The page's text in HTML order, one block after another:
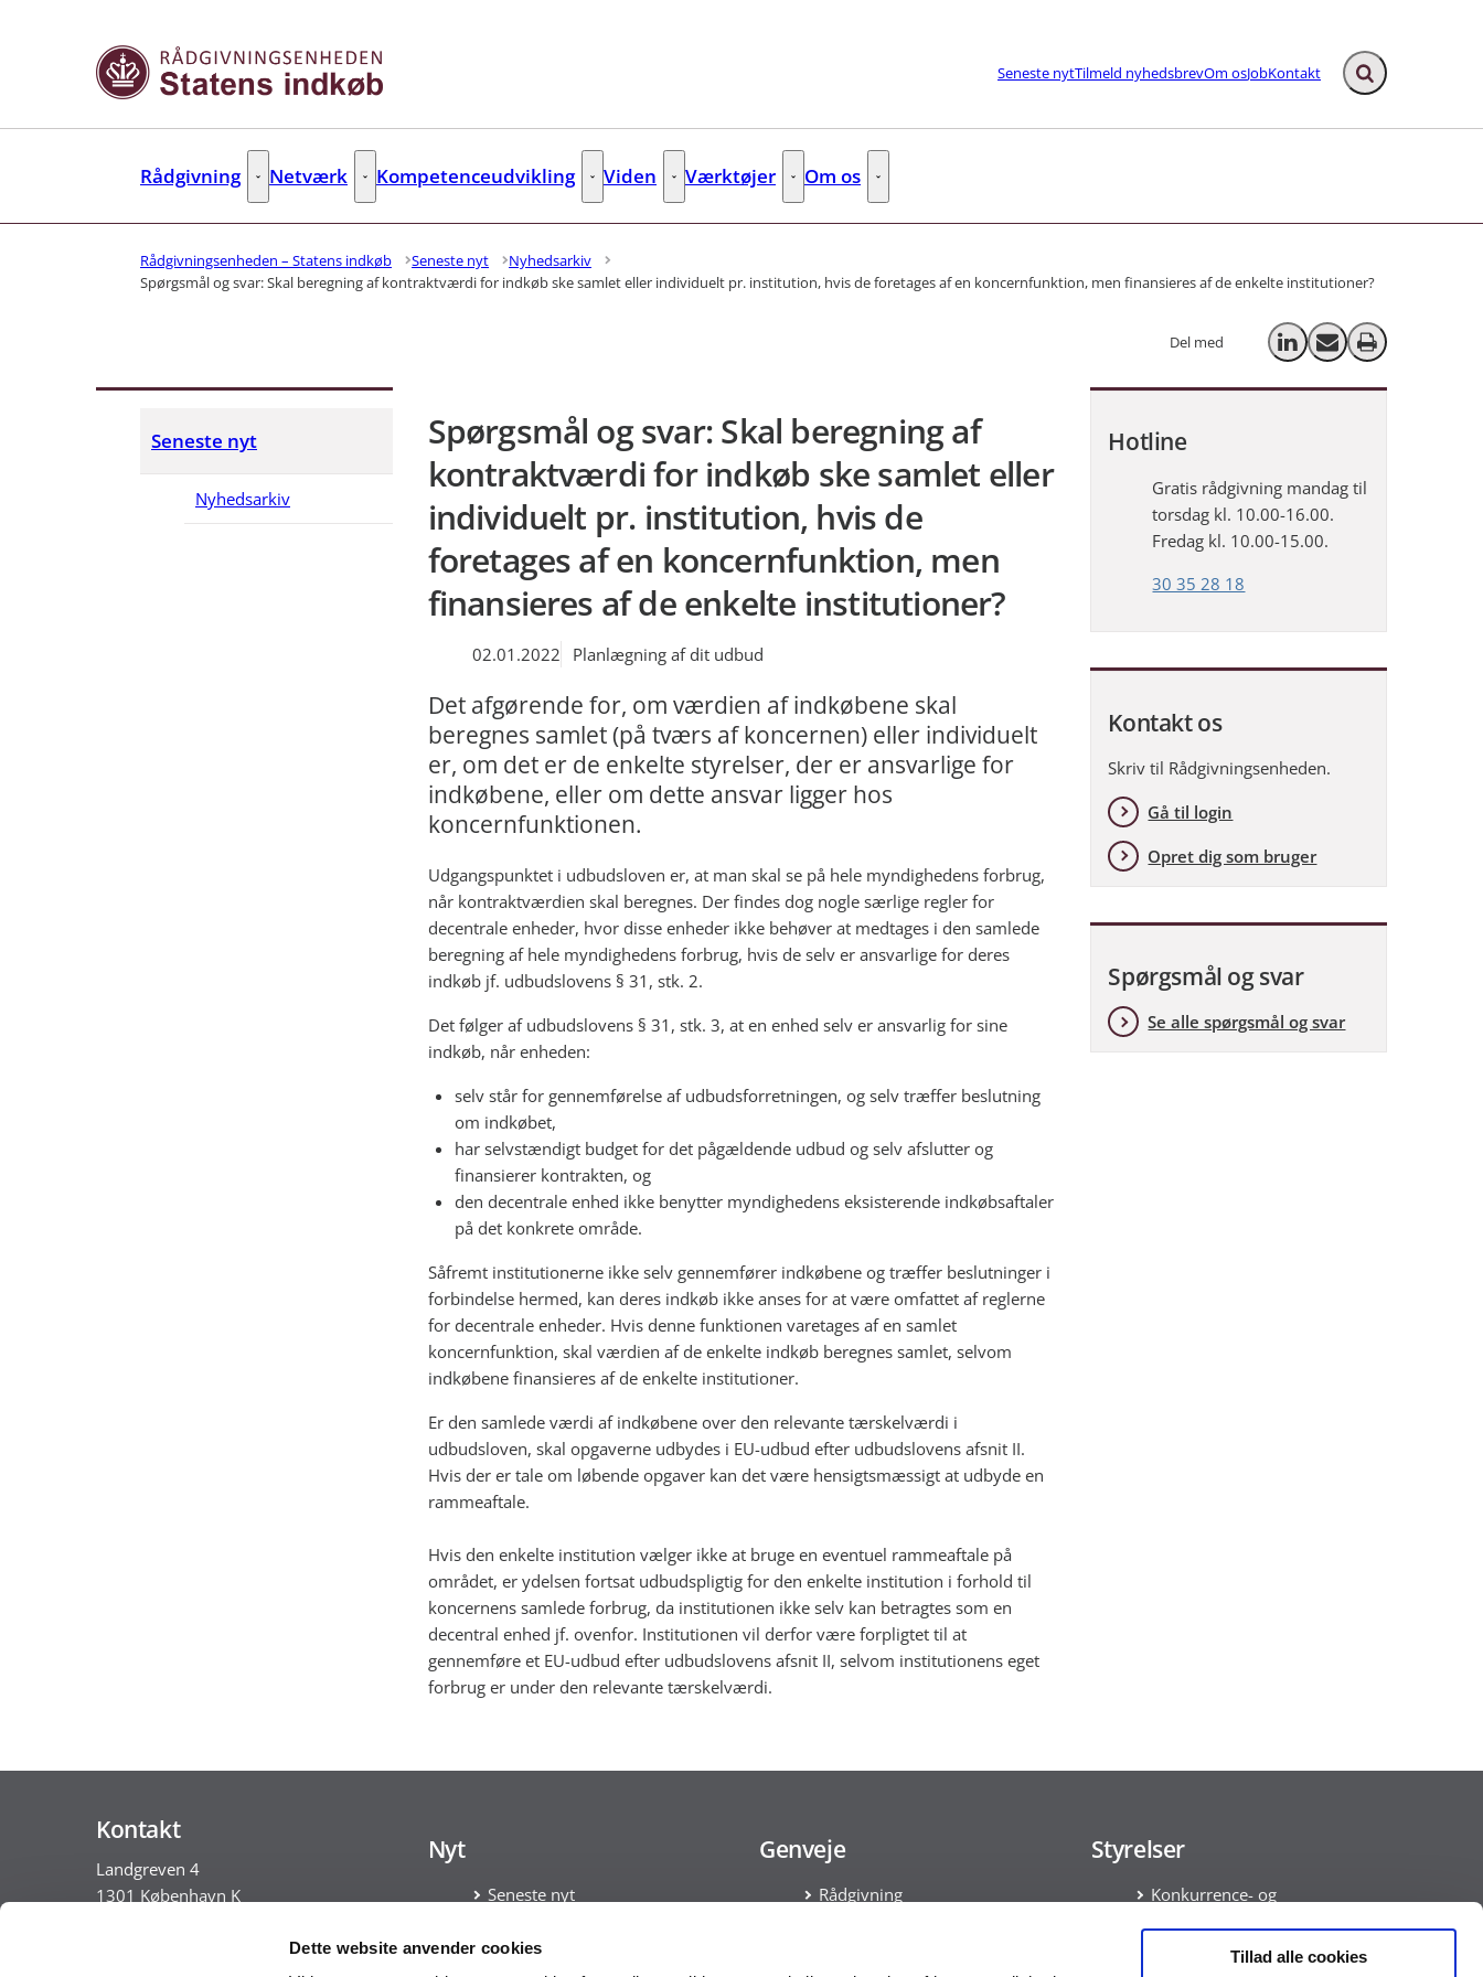
Dette website anvender cookies
Tillad alle cookies
Seneste nytTilmeld nyhedsbrevOm osJobKontakt Fold søgefelt ud
Rådgivning Rådgivning - Flere links
Netværk Netværk - Flere links
Kompetenceudvikling Kompetenceudvikling - Flere links
Viden Viden - Flere links
Værktøjer Værktøjer - Flere links
Om os Om os - Flere links
Rådgivningsenheden – Statens indkøb Seneste nyt
Nyhedsarkiv
Spørgsmål og svar: Skal beregning af kontraktværdi for indkøb ske samlet eller individuelt pr. institution, hvis de foretages af en koncernfunktion, men finansieres af de enkelte institutioner?
Del med Del på LinkedIn
Send email
Print
Seneste nyt
Nyhedsarkiv
Spørgsmål og svar: Skal beregning af
kontraktværdi for indkøb ske samlet eller
individuelt pr. institution, hvis de
foretages af en koncernfunktion, men
finansieres af de enkelte institutioner?
02.01.2022 Planlægning af dit udbud
Det afgørende for, om værdien af indkøbene skal
beregnes samlet (på tværs af koncernen) eller individuelt
er, om det er de enkelte styrelser, der er ansvarlige for
indkøbene, eller om dette ansvar ligger hos
koncernfunktionen.
Udgangspunktet i udbudsloven er, at man skal se på hele myndighedens forbrug,
når kontraktværdien skal beregnes. Der findes dog nogle særlige regler for
decentrale enheder, hvor disse enheder ikke behøver at medtages i den samlede
beregning af hele myndighedens forbrug, hvis de selv er ansvarlige for deres
indkøb jf. udbudslovens § 31, stk. 2.
Det følger af udbudslovens § 31, stk. 3, at en enhed selv er ansvarlig for sine
indkøb, når enheden:
selv står for gennemførelse af udbudsforretningen, og selv træffer beslutning
om indkøbet,
har selvstændigt budget for det pågældende udbud og selv afslutter og
finansierer kontrakten, og
den decentrale enhed ikke benytter myndighedens eksisterende indkøbsaftaler
på det konkrete område.
Såfremt institutionerne ikke selv gennemfører indkøbene og træffer beslutninger i
forbindelse hermed, kan deres indkøb ikke anses for at være omfattet af reglerne
for decentrale enheder. Hvis denne funktionen varetages af en samlet
koncernfunktion, skal værdien af de enkelte indkøb beregnes samlet, selvom
indkøbene finansieres af de enkelte institutioner.
Er den samlede værdi af indkøbene over den relevante tærskelværdi i
udbudsloven, skal opgaverne udbydes i EU-udbud efter udbudslovens afsnit II.
Hvis der er tale om løbende opgaver kan det være hensigtsmæssigt at udbyde en
rammeaftale.
Hvis den enkelte institution vælger ikke at bruge en eventuel rammeaftale på
området, er ydelsen fortsat udbudspligtig for den enkelte institution i forhold til
koncernens samlede forbrug, da institutionen ikke selv kan betragtes som en
decentral enhed jf. ovenfor. Institutionen vil derfor være forpligtet til at
gennemføre et EU-udbud efter udbudslovens afsnit II, selvom institutionens eget
forbrug er under den relevante tærskelværdi.
Hotline
Gratis rådgivning mandag til
torsdag kl. 10.00-16.00.
Fredag kl. 10.00-15.00.
30 35 28 18
Kontakt os
Skriv til Rådgivningsenheden.
Gå til login
Opret dig som bruger
Spørgsmål og svar
Se alle spørgsmål og svar
Kontakt
Landgreven 4
1301 København K
Nyt
Seneste nyt
Genveje
Rådgivning
Styrelser
Konkurrence- og
Økonomistyrelsen